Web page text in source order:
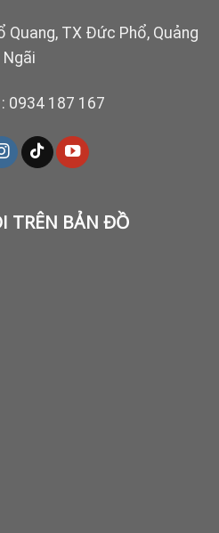
Quang, TX Đức Phổ, Quảng
Ngãi
0934 187 167
TRÊN BẢN ĐỒ